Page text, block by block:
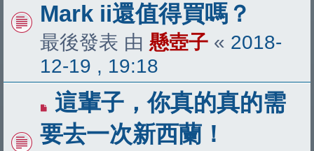
Mark ii還值得買嗎？
最後發表 由 懸壺子 « 2018-
12-19 , 19:18
這輩子，你真的真的需
要去一次新西蘭！